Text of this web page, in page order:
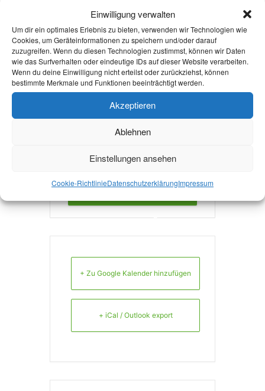
Einwilligung verwalten
Um dir ein optimales Erlebnis zu bieten, verwenden wir Technologien wie
Cookies, um Geräteinformationen zu speichern und/oder darauf
zuzugreifen. Wenn du diesen Technologien zustimmst, können wir Daten
wie das Surfverhalten oder eindeutige IDs auf dieser Website verarbeiten.
Wenn du deine Einwilligung nicht erteilst oder zurückziehst, können
bestimmte Merkmale und Funktionen beeinträchtigt werden.
Akzeptieren
Ablehnen
Einstellungen ansehen
Cookie-RichtlinieDatenschutzerklärungImpressum
VERANSTALTER
TECHNIK OHNE
GRENZEN AACHEN
teog_rg/aachen/
Hier geht's zur
+ Zu Google Kalender hinzufügen
+ iCal / Outlook export